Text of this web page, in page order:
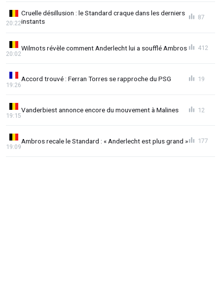
Cruelle désillusion : le Standard craque dans les derniers
instants
20:22
87
Wilmots révèle comment Anderlecht lui a soufflé Ambros
20:02
412
Accord trouvé : Ferran Torres se rapproche du PSG
19:26
19
Vanderbiest annonce encore du mouvement à Malines
19:15
12
Ambros recale le Standard : « Anderlecht est plus grand »
19:09
177